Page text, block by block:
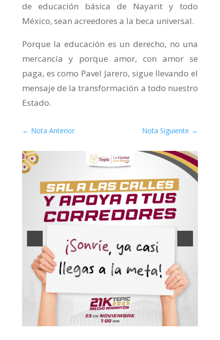
de educación básica de Nayarit y todo
México, sean acreedores a la beca universal.
Porque la educación es un derecho, no una
mercancía y porque amor, con amor se
paga, es como Pavel Jarero, sigue llevando el
mensaje de la transformación a todo nuestro
Estado.
← Nota Anterior Nota Siguiente →